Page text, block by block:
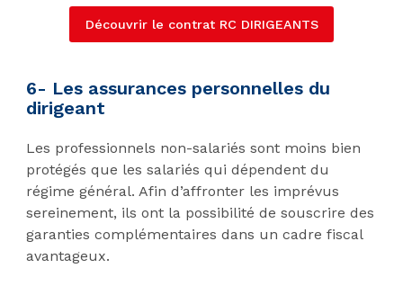
Découvrir le contrat RC DIRIGEANTS
6- Les assurances personnelles du
dirigeant
Les professionnels non-salariés sont moins bien
protégés que les salariés qui dépendent du
régime général. Afin d’affronter les imprévus
sereinement, ils ont la possibilité de souscrire des
garanties complémentaires dans un cadre fiscal
avantageux.